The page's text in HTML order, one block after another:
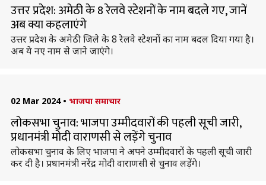
उत्तर प्रदेश: अमेठी के 8 रेलवे स्टेशनों के नाम बदले गए, जानें
अब क्या कहलाएंगे
उत्तर प्रदेश के अमेठी जिले के 8 रेलवे स्टेशनों का नाम बदल दिया गया है।
अब ये नए नाम से जाने जाएंगे।
02 Mar 2024 • भाजपा समाचार
लोकसभा चुनाव: भाजपा उम्मीदवारों की पहली सूची जारी,
प्रधानमंत्री मोदी वाराणसी से लड़ेंगे चुनाव
लोकसभा चुनाव के लिए भाजपा ने अपने उम्मीदवारों के पहली सूची जारी
कर दी है। प्रधानमंत्री नरेंद्र मोदी वाराणसी से चुनाव लड़ेंगे।